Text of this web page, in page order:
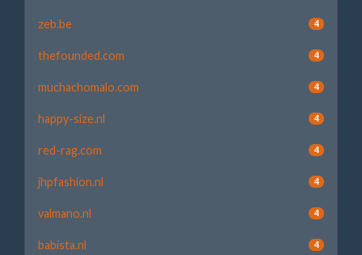
zeb.be 4
thefounded.com 4
muchachomalo.com 4
happy-size.nl 4
red-rag.com 4
jhpfashion.nl 4
valmano.nl 4
babista.nl 4